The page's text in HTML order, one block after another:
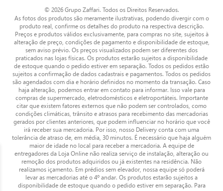
© 2026 Grupo Zaffari. Todos os Direitos Reservados.
As fotos dos produtos são meramente ilustrativas, podendo divergir com o
produto real, confirme os detalhes do produto na respectiva descrição.
Preços e produtos válidos exclusivamente, para compras no site, sujeitos à
alteração de preço, condições de pagamento e disponibilidade de estoque,
sem aviso prévio. Os preços visualizados podem ser diferentes dos
praticados nas lojas físicas. Os produtos estarão sujeitos a disponibilidade
de estoque quando o pedido estiver em separação. Todos os pedidos estão
sujeitos a confirmação de dados cadastrais e pagamentos. Todos os pedidos
são agendados com dia e horário definidos no momento da transação. Caso
haja alteração, podemos entrar em contato para informar. Isso vale para
compras de supermercado, eletrodomésticos e eletroportáteis. Importante
citar que existem fatores externos que não podem ser controlados, como
condições climáticas, trânsito e atrasos para recebimento das mercadorias
gerados por clientes anteriores, que podem influenciar no horário que você
irá receber sua mercadoria. Por isso, nosso Delivery conta com uma
tolerância de atraso de, em média, 30 minutos. É necessário que haja alguém
maior de idade no local para receber a mercadoria. A equipe de
entregadores da Loja Online não realiza serviço de instalação, alteração ou
remoção dos produtos adquiridos ou já existentes na residência. Não
realizamos içamento. Em prédios sem elevador, nossa equipe só poderá
levar as mercadorias até o 4º andar. Os produtos estarão sujeitos a
disponibilidade de estoque quando o pedido estiver em separação. Para